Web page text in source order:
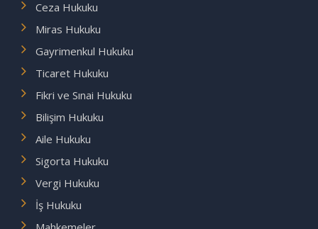
Ceza Hukuku
Miras Hukuku
Gayrimenkul Hukuku
Ticaret Hukuku
Fikri ve Sınai Hukuku
Bilişim Hukuku
Aile Hukuku
Sigorta Hukuku
Vergi Hukuku
İş Hukuku